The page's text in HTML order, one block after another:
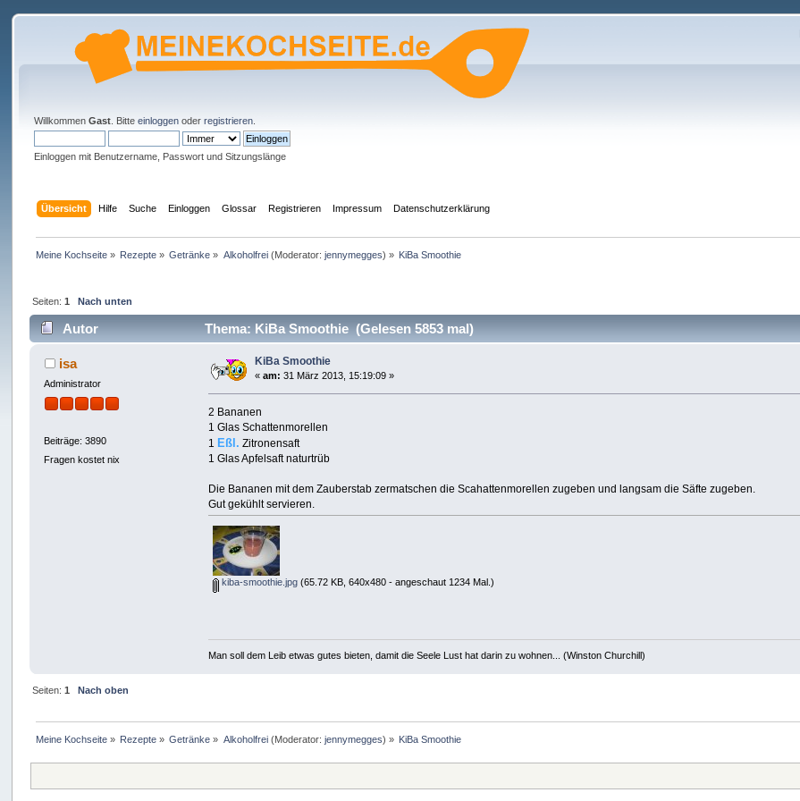
WillkommenGast . Bitteeinloggen oderregistrieren
Einloggen mit Benutzername, Passwort und Sitzungslänge
Übersicht Hilfe Suche Einloggen Glossar Registrieren Impressum Datenschutzerklärung
Meine Kochseite» Rezepte » Getränke » Alkoholfrei(Moderator: jennymegges) » KiBa Smoothie
Seiten: 1 Nach unten
Autor Thema: KiBa Smoothie (Gelesen 5853 mal)
isa
Administrator
Beiträge: 3890
Fragen kostet nix
KiBa Smoothie
«am: 31 März 2013, 15:19:09 »
2 Bananen
1 Glas Schattenmorellen
1 Eßl. Zitronensaft
1 Glas Apfelsaft naturtrüb
Die Bananen mit dem Zauberstab zermatschen die Scahattenmorellen zugeben und langsam die Säfte zugeben.
Gut gekühlt servieren.
kiba-smoothie.jpg (65.72 KB, 640x480 - angeschaut 1234 Mal.)
Man soll dem Leib etwas gutes bieten, damit die Seele Lust hat darin zu wohnen... (Winston Churchill)
Seiten: 1
Nach oben
Meine Kochseite» Rezepte » Getränke » Alkoholfrei(Moderator: jennymegges) » KiBa Smoothie